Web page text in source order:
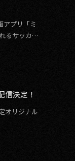
アプリ「ミ
るサッカー
信決定！
オリジナル